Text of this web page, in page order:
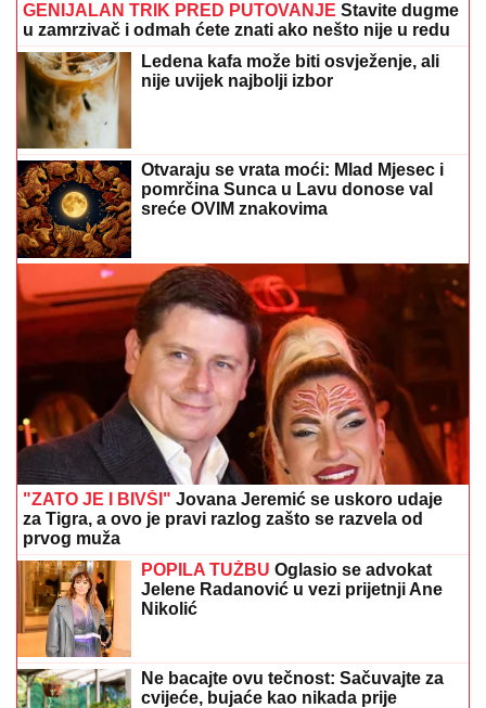
GENIJALAN TRIK PRED PUTOVANJE Stavite dugme
u zamrzivač i odmah ćete znati ako nešto nije u redu
Ledena kafa može biti osvježenje, ali
nije uvijek najbolji izbor
Otvaraju se vrata moći: Mlad Mjesec i
pomrčina Sunca u Lavu donose val
sreće OVIM znakovima
"ZATO JE I BIVŠI" Jovana Jeremić se uskoro udaje
za Tigra, a ovo je pravi razlog zašto se razvela od
prvog muža
POPILA TUŽBU Oglasio se advokat
Jelene Radanović u vezi prijetnji Ane
Nikolić
Ne bacajte ovu tečnost: Sačuvajte za
cvijeće, bujaće kao nikada prije